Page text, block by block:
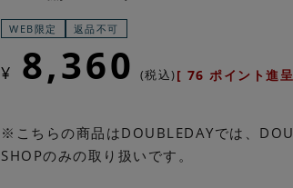
WEB限定 返品不可
¥ 8,360 税込 [ 76 ポイント進
※こちらの商品はDOUBLEDAYでは、
SHOPのみの取り扱いです。